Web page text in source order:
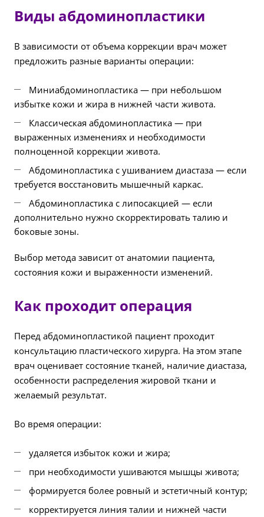
Виды абдоминопластики
В зависимости от объема коррекции врач может
предложить разные варианты операции:
Миниабдоминопластика — при небольшом
избытке кожи и жира в нижней части живота.
Классическая абдоминопластика — при
выраженных изменениях и необходимости
полноценной коррекции живота.
Абдоминопластика с ушиванием диастаза — если
требуется восстановить мышечный каркас.
Абдоминопластика с липосакцией — если
дополнительно нужно скорректировать талию и
боковые зоны.
Выбор метода зависит от анатомии пациента,
состояния кожи и выраженности изменений.
Как проходит операция
Перед абдоминопластикой пациент проходит
консультацию пластического хирурга. На этом этапе
врач оценивает состояние тканей, наличие диастаза,
особенности распределения жировой ткани и
желаемый результат.
Во время операции:
удаляется избыток кожи и жира;
при необходимости ушиваются мышцы живота;
формируется более ровный и эстетичный контур;
корректируется линия талии и нижней части